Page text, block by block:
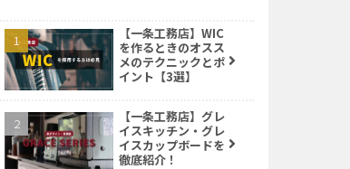
【一条工務店】WIC
を作るときのオスス
メのテクニックとポ
イント【3選】
【一条工務店】グレ
イスキッチン・グレ
イスカップボードを
徹底紹介！